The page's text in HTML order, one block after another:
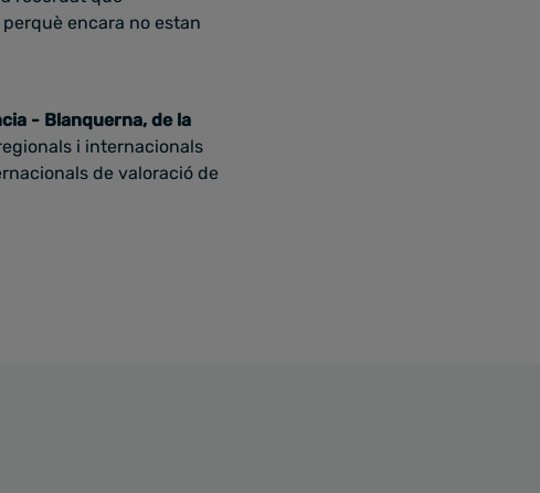
encara no estan
- Blanquerna, de la
i internacionals
de valoració de